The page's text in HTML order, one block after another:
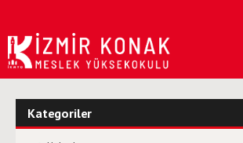
Kategoriler